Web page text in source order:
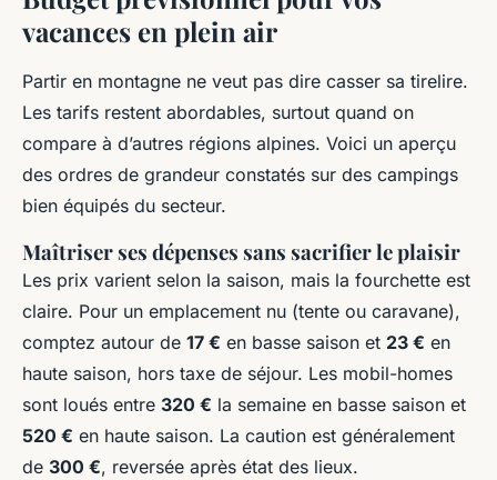
vacances en plein air
Partir en montagne ne veut pas dire casser sa tirelire.
Les tarifs restent abordables, surtout quand on
compare à d’autres régions alpines. Voici un aperçu
des ordres de grandeur constatés sur des campings
bien équipés du secteur.
Maîtriser ses dépenses sans sacrifier le plaisir
Les prix varient selon la saison, mais la fourchette est
claire. Pour un emplacement nu (tente ou caravane),
comptez autour de 17 € en basse saison et 23 € en
haute saison, hors taxe de séjour. Les mobil-homes
sont loués entre 320 € la semaine en basse saison et
520 € en haute saison. La caution est généralement
de 300 €, reversée après état des lieux.